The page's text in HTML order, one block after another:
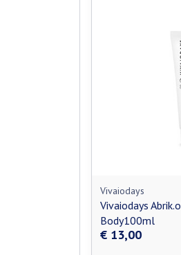
Vivaiodays
Vivaiodays
Body100ml
€ 13,00